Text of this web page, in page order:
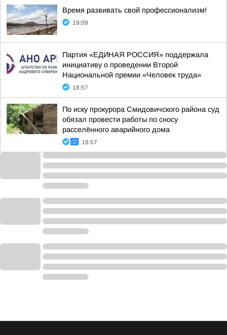
Время развивать свой профессионализм!
19:09
Партия «ЕДИНАЯ РОССИЯ» поддержала
инициативу о проведении Второй
Национальной премии «Человек труда»
18:57
По иску прокурора Смидовичского района суд
обязал провести работы по сносу
расселённого аварийного дома
18:57